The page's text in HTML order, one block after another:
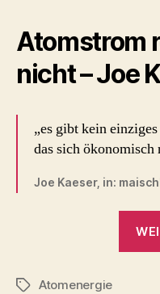
Atomstrom
nicht – Joe
„es gibt kein
das sich ökonomisch
Joe Kaeser, in:
Schlagwörter
Atomenergie